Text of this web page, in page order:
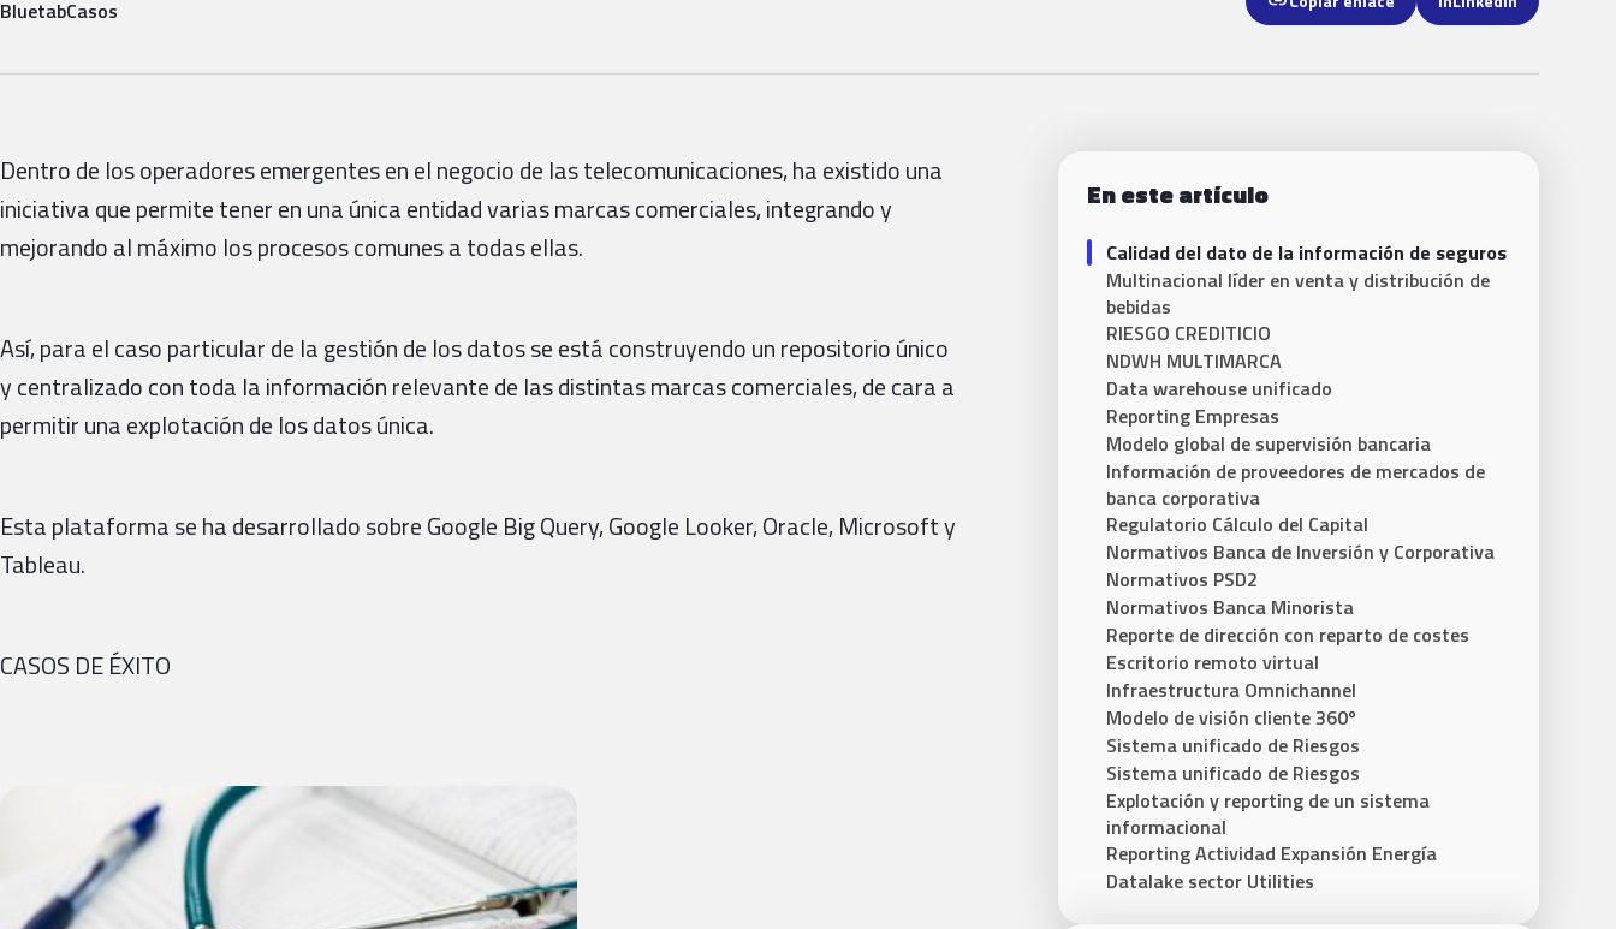
BluetabCasos
Dentro de los operadores emergentes en el negocio de las telecomunicaciones, ha existido una
iniciativa que permite tener en una única entidad varias marcas comerciales, integrando y
mejorando al máximo los procesos comunes a todas ellas.
Así, para el caso particular de la gestión de los datos se está construyendo un repositorio único
y centralizado con toda la información relevante de las distintas marcas comerciales, de cara a
permitir una explotación de los datos única.
Esta plataforma se ha desarrollado sobre Google Big Query, Google Looker, Oracle, Microsoft y
Tableau.
CASOS DE ÉXITO
En este artículo
Calidad del dato de la información de seguros
Multinacional líder en venta y distribución de
bebidas
RIESGO CREDITICIO
NDWH MULTIMARCA
Data warehouse unificado
Reporting Empresas
Modelo global de supervisión bancaria
Información de proveedores de mercados de
banca corporativa
Regulatorio Cálculo del Capital
Normativos Banca de Inversión y Corporativa
Normativos PSD2
Normativos Banca Minorista
Reporte de dirección con reparto de costes
Escritorio remoto virtual
Infraestructura Omnichannel
Modelo de visión cliente 360º
Sistema unificado de Riesgos​
Sistema unificado de Riesgos
Explotación y reporting de un sistema
informacional
Reporting Actividad Expansión Energía
Datalake sector Utilities